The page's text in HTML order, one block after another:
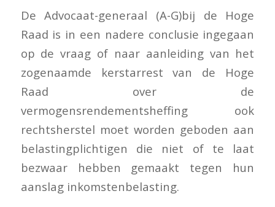
De Advocaat-generaal (A-G)bij de Hoge
Raad is in een nadere conclusie ingegaan
op de vraag of naar aanleiding van het
zogenaamde kerstarrest van de Hoge
Raad over de
vermogensrendementsheffing ook
rechtsherstel moet worden geboden aan
belastingplichtigen die niet of te laat
bezwaar hebben gemaakt tegen hun
aanslag inkomstenbelasting.